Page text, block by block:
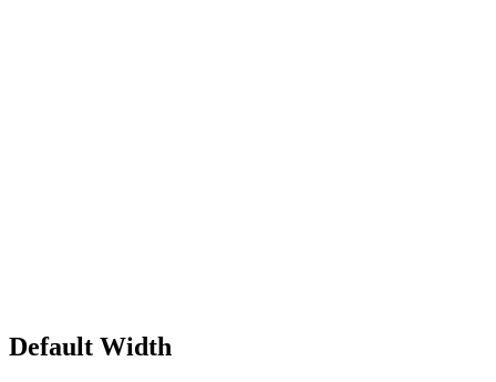
Default Width